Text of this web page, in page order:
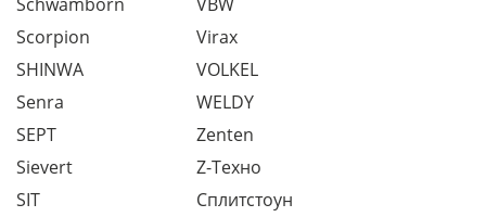
Scorpion
SHINWA
Senra
SEPT
Sievert
SIT
Virax
VOLKEL
WELDY
Zenten
Z-Техно
Сплитстоун